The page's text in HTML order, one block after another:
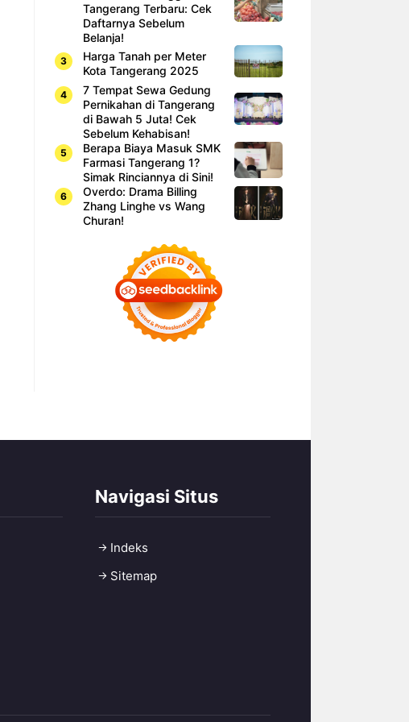
Tangerang Terbaru: Cek
Daftarnya Sebelum
Belanja!
Harga Tanah per Meter
Kota Tangerang 2025
7 Tempat Sewa Gedung
Pernikahan di Tangerang
di Bawah 5 Juta! Cek
Sebelum Kehabisan!
Berapa Biaya Masuk SMK
Farmasi Tangerang 1?
Simak Rinciannya di Sini!
Overdo: Drama Billing
Zhang Linghe vs Wang
Churan!
Navigasi Situs
Indeks
Sitemap